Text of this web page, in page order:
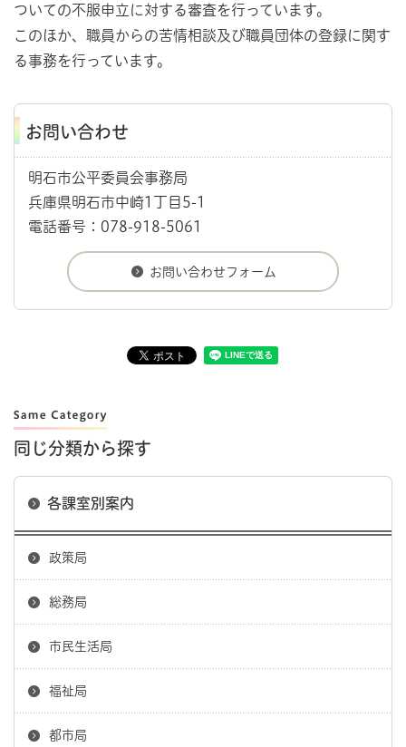
ついての不服申立に対する審査を行っています。
このほか、職員からの苦情相談及び職員団体の登録に関す
る事務を行っています。
お問い合わせ
明石市公平委員会事務局
兵庫県明石市中崎1丁目5-1
電話番号：078-918-5061
同じ分類から探す
各課室別案内
政策局
総務局
市民生活局
福祉局
都市局